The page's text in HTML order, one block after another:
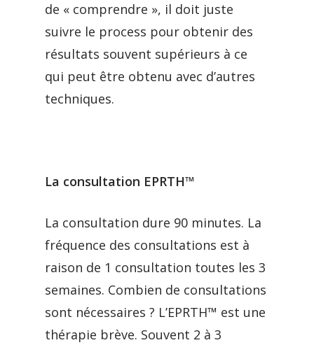
de « comprendre », il doit juste
suivre le process pour obtenir des
résultats souvent supérieurs à ce
qui peut être obtenu avec d’autres
techniques.
La consultation EPRTH™
La consultation dure 90 minutes. La
fréquence des consultations est à
raison de 1 consultation toutes les 3
semaines. Combien de consultations
sont nécessaires ? L’EPRTH™ est une
thérapie brève. Souvent 2 à 3